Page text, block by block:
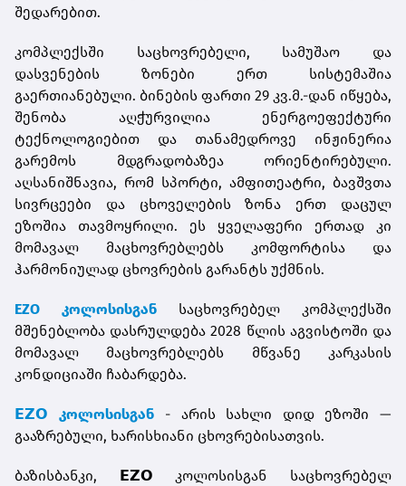
შედარებით.
კომპლექსში ⁠საცხოვრებელი, სამუშაო და
დასვენების ზონები ერთ სისტემაშია
გაერთიანებული. ბინების ფართი 29 კვ.მ.-დან იწყება,
შენობა აღჭურვილია ენერგოეფექტური
ტექნოლოგიებით და თანამედროვე ინჟინერია
გარემოს მდგრადობაზეა ორიენტირებული.
აღსანიშნავია, რომ სპორტი, ამფითეატრი, ბავშვთა
სივრცეები და ცხოველების ზონა ერთ დაცულ
ეზოშია თავმოყრილი. ეს ყველაფერი ერთად კი
მომავალ მაცხოვრებლებს კომფორტისა და
ჰარმონიულად ცხოვრების გარანტს უქმნის.
EZO კოლოსისგან საცხოვრებელ კომპლექსში
მშენებლობა დასრულდება 2028 წლის აგვისტოში და
მომავალ მაცხოვრებლებს მწვანე კარკასის
კონდიციაში ჩაბარდება.
𝗘𝗭𝗢 კოლოსისგან - არის სახლი დიდ ეზოში —
გააზრებული, ხარისხიანი ცხოვრებისათვის.
ბაზისბანკი, 𝗘𝗭𝗢 კოლოსისგან საცხოვრებელ